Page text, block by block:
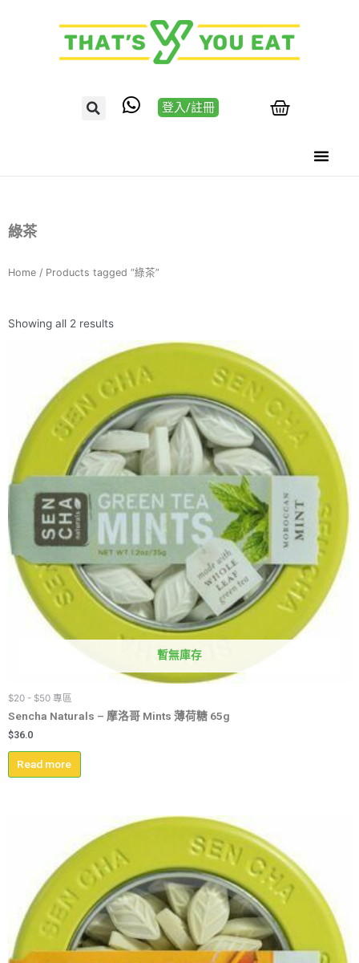
登入/註冊
綠茶
Home / Products tagged “綠茶”
Showing all 2 results
暫無庫存
$20 - $50 專區
Sencha Naturals – 摩洛哥 Mints 薄荷糖 65g
$36.0
Read more